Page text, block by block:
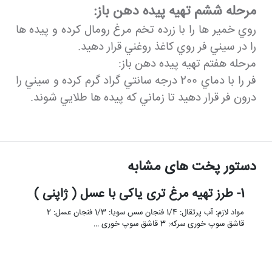
مرحله ششم تهيه پيده دهن باز:
روي خمير ها را با زرده تخم مرغ رومال كرده و پيده ها
را در سيني فر روي كاغذ روغني قرار دهيد.
مرحله هفتم تهيه پيده دهن باز:
فر را با دماي 200 درجه سانتي گراد گرم كرده و سيني را
درون فر قرار دهيد تا زماني كه پيده ها طلايي شوند.
دستور پخت های مشابه
1- طرز تهیه مرغ تری یاکی با عسل ( ژاپنی )
مواد لازم: آب پرتقال: 1/4 فنجان سس سویا: 1/3 فنجان عسل: 2
قاشق سوپ خوری سرکه: 3 قاشق سوپ خوری …